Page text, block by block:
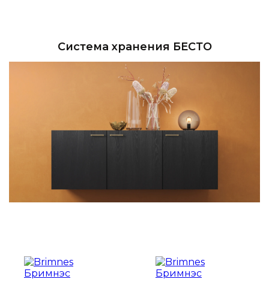
Система хранения БЕСТО